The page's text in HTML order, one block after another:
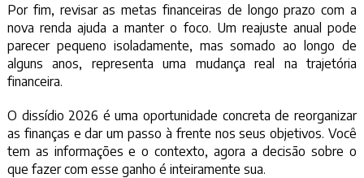
Por fim, revisar as metas financeiras de longo prazo com a
nova renda ajuda a manter o foco. Um reajuste anual pode
parecer pequeno isoladamente, mas somado ao longo de
alguns anos, representa uma mudança real na trajetória
financeira.
O dissídio 2026 é uma oportunidade concreta de reorganizar
as finanças e dar um passo à frente nos seus objetivos. Você
tem as informações e o contexto, agora a decisão sobre o
que fazer com esse ganho é inteiramente sua.